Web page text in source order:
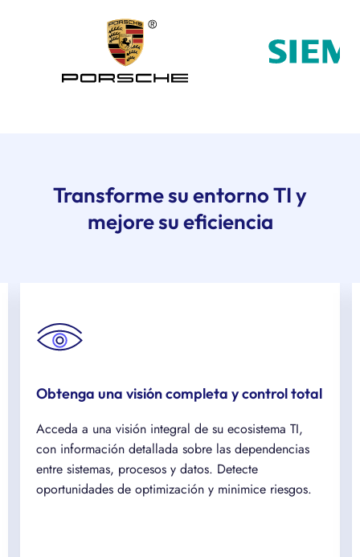
Transforme su entorno TI y
mejore su eficiencia
Obtenga una visión completa y control total
Acceda a una visión integral de su ecosistema TI,
con información detallada sobre las dependencias
entre sistemas, procesos y datos. Detecte
oportunidades de optimización y minimice riesgos.